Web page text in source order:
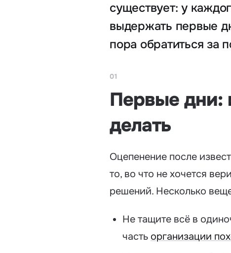
существует: у
выдержать первые
пора обратиться за
01
Первые дни:
делать
Оцепенение после
то, во что не хочется
решений. Несколько
Не тащите всё в
часть организации